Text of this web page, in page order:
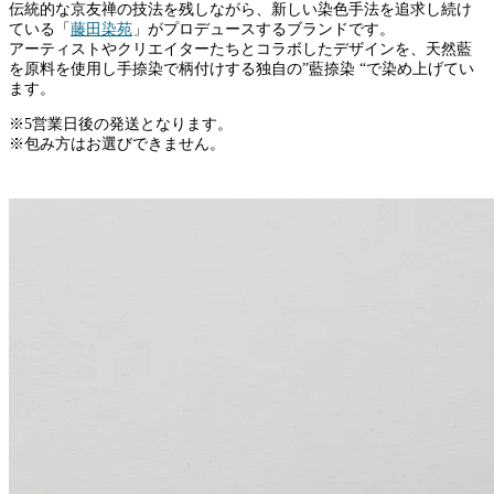
伝統的な京友禅の技法を残しながら、新しい染色手法を追求し続け
ている「 藤田染苑 」がプロデュースするブランドです。
アーティストやクリエイターたちとコラボしたデザインを、天然藍
を原料を使用し手捺染で柄付けする独自の”藍捺染 “で染め上げてい
ます。
※5営業日後の発送となります。
※包み方はお選びできません。